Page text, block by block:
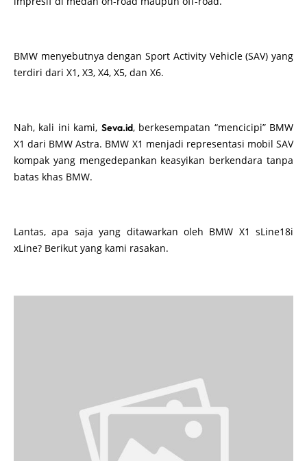
BMW menyebutnya dengan Sport Activity Vehicle (SAV) yang
terdiri dari X1, X3, X4, X5, dan X6.
Nah, kali ini kami, Seva.id, berkesempatan “mencicipi” BMW
X1 dari BMW Astra. BMW X1 menjadi representasi mobil SAV
kompak yang mengedepankan keasyikan berkendara tanpa
batas khas BMW.
Lantas, apa saja yang ditawarkan oleh BMW X1 sLine18i
xLine? Berikut yang kami rasakan.